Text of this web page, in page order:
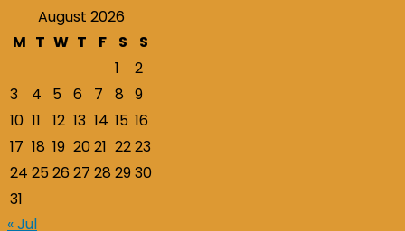
August 2026
M T W T F S
S
1
2
3
4 5 6 7 8 9
10 11 12 13 14 15 16
17 18 19 2021 2223
24 2526 27 28 2930
31
« Jul